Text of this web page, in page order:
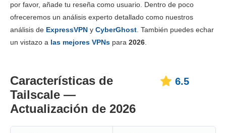
Instalación y apps 6.3
Fiabilidad y asistencia 4.3
por favor, añade tu reseña como usuario. Dentro de poco
ofreceremos un análisis experto detallado como nuestros
análisis de ExpressVPN y CyberGhost . También puedes echar
un vistazo a las mejores VPNs para 2026
Características de
Tailscale —
Actualización de 2026
6.5